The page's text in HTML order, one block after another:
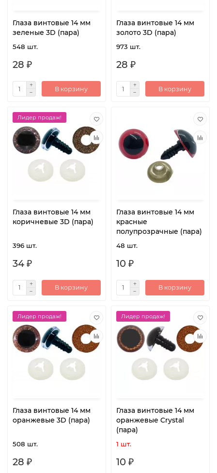
Глаза винтовые 14 мм
зеленые 3D (пара)
548 шт.
28 ₽
В корзину
Глаза винтовые 14 мм
золото 3D (пара)
973 шт.
28 ₽
В корзину
Лидер продаж!
Глаза винтовые 14 мм
коричневые 3D (пара)
396 шт.
34 ₽
В корзину
Глаза винтовые 14 мм
красные
полупрозрачные (пара)
48 шт.
10 ₽
В корзину
Лидер продаж!
Глаза винтовые 14 мм
оранжевые 3D (пара)
508 шт.
28 ₽
Лидер продаж!
Глаза винтовые 14 мм
оранжевые Crystal
(пара)
1 шт.
10 ₽